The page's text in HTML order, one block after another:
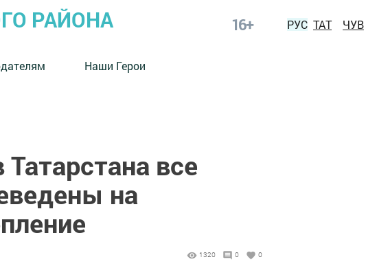
РАЙОНА 16+ РУС ТАТ ЧУВ
Наши Герои
все
на
1320 0 0